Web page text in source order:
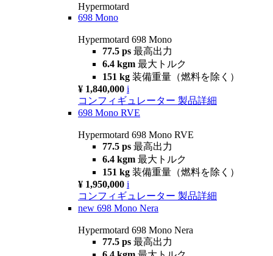
Hypermotard
698 Mono
Hypermotard 698 Mono
77.5 ps 最高出力
6.4 kgm 最大トルク
151 kg 装備重量（燃料を除く）
¥ 1,840,000 i
コンフィギュレーター 製品詳細
698 Mono RVE
Hypermotard 698 Mono RVE
77.5 ps 最高出力
6.4 kgm 最大トルク
151 kg 装備重量（燃料を除く）
¥ 1,950,000 i
コンフィギュレーター 製品詳細
new 698 Mono Nera
Hypermotard 698 Mono Nera
77.5 ps 最高出力